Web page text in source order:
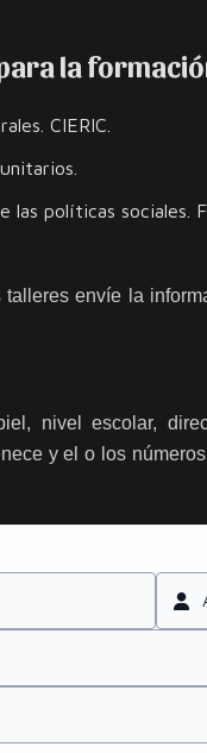
la
CIERIC.
políticas sociales.
envíe la
nivel escolar,
y el o los